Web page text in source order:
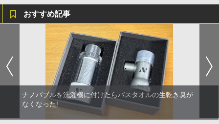
おすすめ記事
ナノバブルを洗濯機に付けたらバスタオルの生乾き臭が
なくなった!